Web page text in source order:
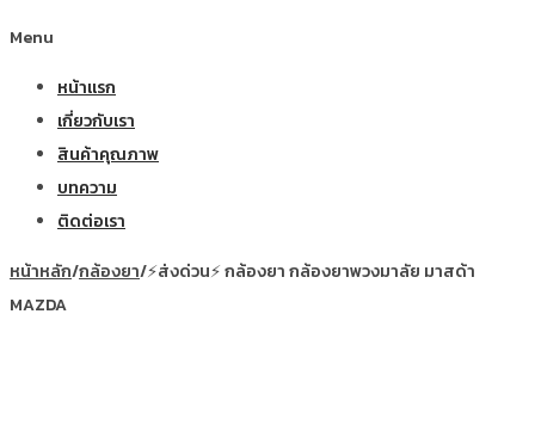
Menu
หน้าแรก
เกี่ยวกับเรา
สินค้าคุณภาพ
บทความ
ติดต่อเรา
หน้าหลัก/กล้องยา/⚡ส่งด่วน⚡ กล้องยา กล้องยาพวงมาลัย มาสด้า
MAZDA